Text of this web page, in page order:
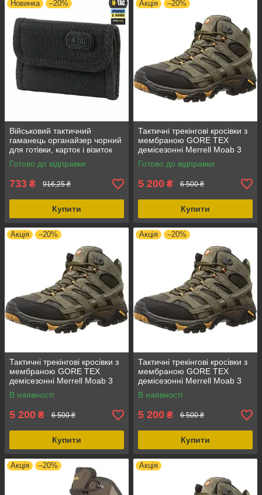
Новинка –20%
Військовий тактичний
гаманець органайзер чорний
для готівки, карток і візиток
M-Tac Elite Gen. II Hex Black,
з Cordura 1000D
Готово до відправки
733 ₴ 916,25 ₴
Купити
Акція –20%
Тактичні трекінгові кросівки з
мембраною GORE TEX
демісезонні Merrell Moab 3
Vent Mid, колір Walnut 42,
унісекс, гумова підошва
Готово до відправки
5 200 ₴ 6 500 ₴
Купити
Акція –20%
Тактичні трекінгові кросівки з
мембраною GORE TEX
демісезонні Merrell Moab 3
Vent Mid, колір Walnut 43.5,
розмір 43.5
В наявності
5 200 ₴ 6 500 ₴
Купити
Акція –20%
Тактичні трекінгові кросівки з
мембраною GORE TEX
демісезонні Merrell Moab 3
Vent Mid, колір Walnut 45,
унісекс, гумова підошва
В наявності
5 200 ₴ 6 500 ₴
Купити
Акція –20% Акція